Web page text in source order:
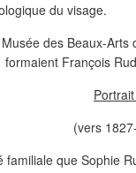
du visage.
(vers
familiale que Sophie